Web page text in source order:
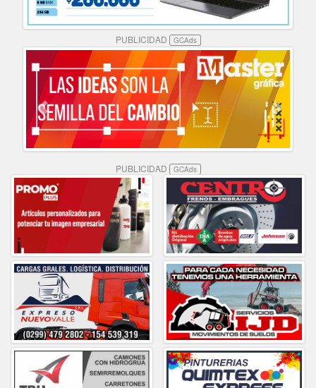
PUBLICIDAD GCAds
PUBLICIDAD GCAds